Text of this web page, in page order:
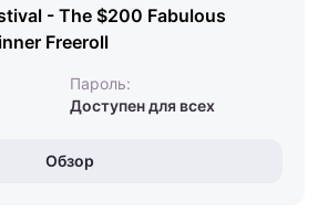
- The $200 Fabulous
Freeroll
Пароль:
Доступен для всех
Обзор